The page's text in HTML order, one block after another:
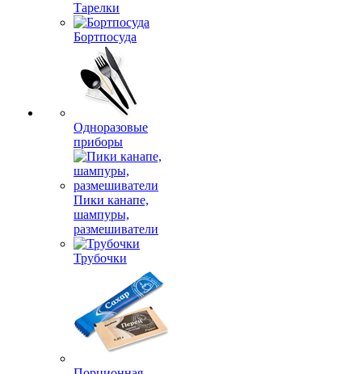
Тарелки
Бортпосуда
Одноразовые
приборы
Пики канапе,
шампуры,
размешиватели
Трубочки